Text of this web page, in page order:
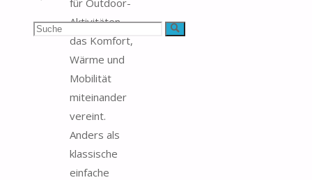
Suchen Suche
Aktivitäten,
das Komfort,
Wärme und
Mobilität
miteinander
vereint.
Anders als
klassische
einfache